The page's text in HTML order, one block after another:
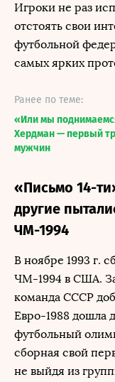
Игроки не раз
отстоять свои
футбольной
самых ярких
Ранее по теме:
«Или мы
Хердман — первый
мужчин
«Письмо 14-
другие
ЧМ-1994
В ноябре 1993 г.
ЧМ-1994 в США. За
команда СССР
Евро-1988 дошла
футбольный
сборная свой
не выйдя из